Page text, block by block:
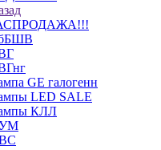
GE галогенн
LED SALE
КЛЛ